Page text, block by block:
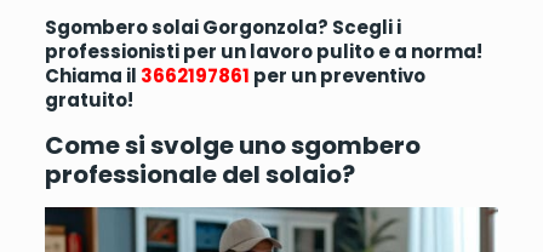
Sgombero solai Gorgonzola? Scegli i
professionisti per un lavoro pulito e a norma!
Chiama il 3662197861 per un preventivo
gratuito!
Come si svolge uno sgombero
professionale del solaio?